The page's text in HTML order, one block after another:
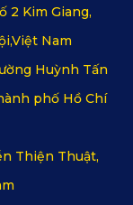
mọi lúc: Đội ngũ
sẵn sàng tiếp
đảm sự an tâm
2 Kim Giang,
Nam
Huỳnh Tấn
phố Hồ Chí
Thiện Thuật,